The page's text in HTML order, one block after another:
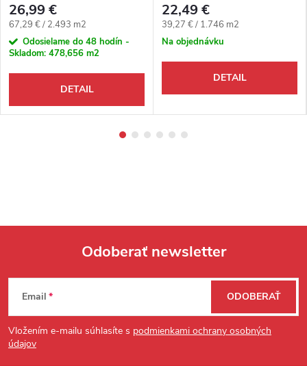
26,99 €
Jednotková cena:
67,29 € / 2.493 m2
Odosielame do 48 hodín -
Skladom: 478,656 m2
DETAIL
22,49 €
Jednotková cena:
39,27 € / 1.746 m2
Na objednávku
DETAIL
Zápätie
Odoberať newsletter
Email
Vložením e-mailu súhlasíte s podmienkami ochrany osobných
údajov
ODOBERAŤ